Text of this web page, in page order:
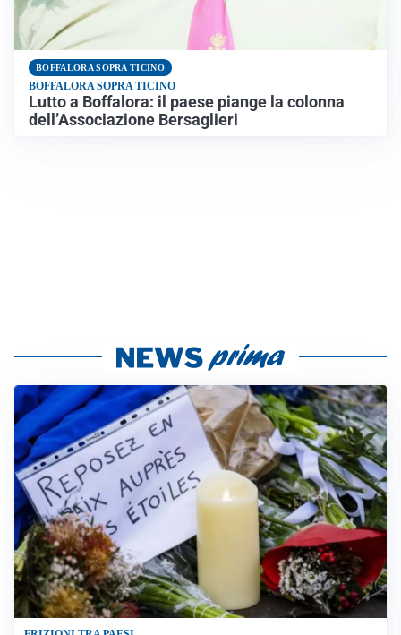
BOFFALORA SOPRA TICINO
BOFFALORA SOPRA TICINO
Lutto a Boffalora: il paese piange la colonna
dell’Associazione Bersaglieri